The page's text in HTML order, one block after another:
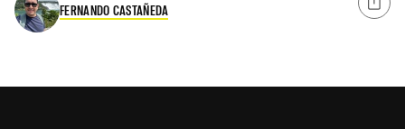
FERNANDO CASTAÑEDA